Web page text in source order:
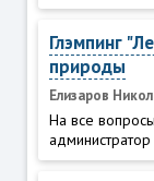
Глэмпинг
природы
Елизаров
На все